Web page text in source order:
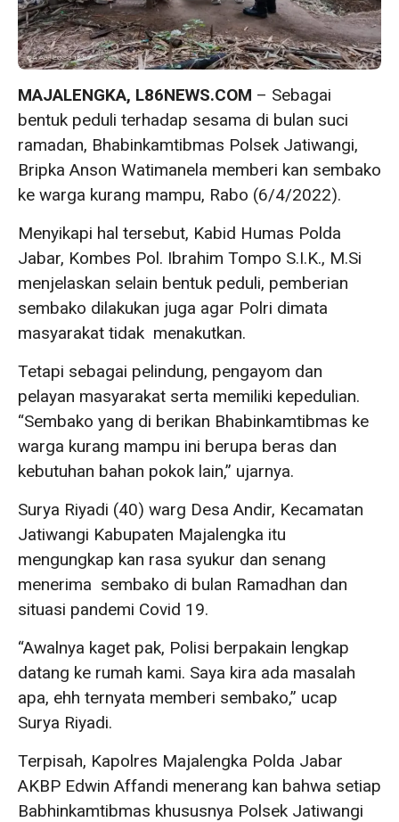
MAJALENGKA, L86NEWS.COM – Sebagai
bentuk peduli terhadap sesama di bulan suci
ramadan, Bhabinkamtibmas Polsek Jatiwangi,
Bripka Anson Watimanela memberi kan sembako
ke warga kurang mampu, Rabo (6/4/2022).
Menyikapi hal tersebut, Kabid Humas Polda
Jabar, Kombes Pol. Ibrahim Tompo S.I.K., M.Si
menjelaskan selain bentuk peduli, pemberian
sembako dilakukan juga agar Polri dimata
masyarakat tidak menakutkan.
Tetapi sebagai pelindung, pengayom dan
pelayan masyarakat serta memiliki kepedulian.
“Sembako yang di berikan Bhabinkamtibmas ke
warga kurang mampu ini berupa beras dan
kebutuhan bahan pokok lain,” ujarnya.
Surya Riyadi (40) warg Desa Andir, Kecamatan
Jatiwangi Kabupaten Majalengka itu
mengungkap kan rasa syukur dan senang
menerima sembako di bulan Ramadhan dan
situasi pandemi Covid 19.
“Awalnya kaget pak, Polisi berpakain lengkap
datang ke rumah kami. Saya kira ada masalah
apa, ehh ternyata memberi sembako,” ucap
Surya Riyadi.
Terpisah, Kapolres Majalengka Polda Jabar
AKBP Edwin Affandi menerang kan bahwa setiap
Babhinkamtibmas khususnya Polsek Jatiwangi